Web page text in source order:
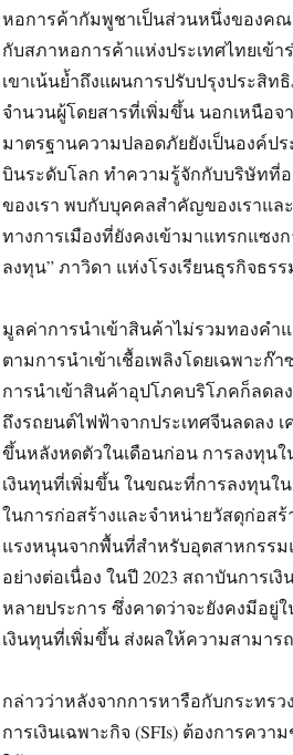
หอการค้ากัมพูชาเป็นส่วนหนึ่งของคณ
กับสภาหอการค้าแห่งประเทศไทยเข้
เขาเน้นย้ำถึงแผนการปรับปรุงประสิ
จำนวนผู้โดยสารที่เพิ่มขึ้น นอกเหนือ
มาตรฐานความปลอดภัยยังเป็นองค์ป
บินระดับโลก ทำความรู้จักกับบริษัทที่
ของเรา พบกับบุคคลสำคัญของเราแล
ทางการเมืองที่ยังคงเข้ามาแทรกแซง
ลงทุน” ภาวิดา แห่งโรงเรียนธุรกิจธร
มูลค่าการนำเข้าสินค้าไม่รวมทองคำ
ตามการนำเข้าเชื้อเพลิงโดยเฉพาะ
การนำเข้าสินค้าอุปโภคบริโภคก็ลดล
ถึงรถยนต์ไฟฟ้าจากประเทศจีนลดลง
ขึ้นหลังหดตัวในเดือนก่อน การลงทุน
เงินทุนที่เพิ่มขึ้น ในขณะที่การลงทุนใ
ในการก่อสร้างและจำหน่ายวัสดุก่อสร้
แรงหนุนจากพื้นที่สำหรับอุตสาหกรร
อย่างต่อเนื่อง ในปี 2023 สถาบันการ
หลายประการ ซึ่งคาดว่าจะยังคงมีอยู่
เงินทุนที่เพิ่มขึ้น ส่งผลให้ความสามาร
กล่าวว่าหลังจากการหารือกับกระทร
การเงินเฉพาะกิจ (SFIs) ต้องการคว